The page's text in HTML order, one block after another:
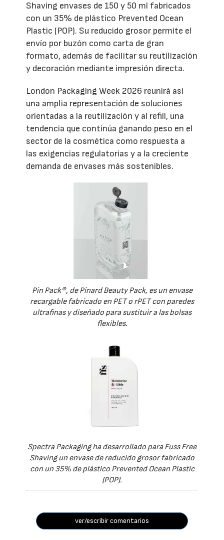
Shaving envases de 150 y 50 ml fabricados
con un 35% de plástico Prevented Ocean
Plastic (POP). Su reducido grosor permite el
envío por buzón como carta de gran
formato, además de facilitar su reutilización
y decoración mediante impresión directa.
London Packaging Week 2026 reunirá así
una amplia representación de soluciones
orientadas a la reutilización y al refill, una
tendencia que continúa ganando peso en el
sector de la cosmética como respuesta a
las exigencias regulatorias y a la creciente
demanda de envases más sostenibles.
Pin Pack®, de Pinard Beauty Pack, es un envase
recargable fabricado en PET o rPET con paredes
ultrafinas y diseñado para sustituir a las bolsas
flexibles.
Spectra Packaging ha desarrollado para Fuss Free
Shaving un envase de reducido grosor fabricado
con un 35% de plástico Prevented Ocean Plastic
(POP).
ver/escribir comentarios